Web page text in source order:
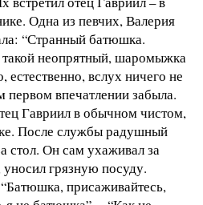
Одна из певчих, Валерия
“Странный батюшка.
неопрятный, шаромыжка
вслух ничего не
первом впечатлении забыла.
Гавриил в обычном чистом,
После службы радушный
стол. Он сам ухаживал за
грязную посуду.
присаживайтесь,